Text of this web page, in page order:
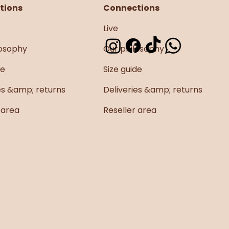
& Bohème
&amp; returns
Connections
Live
Our philosophy
Size guide
Deliveries &amp; returns
Reseller area